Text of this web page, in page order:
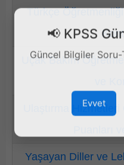
Türkçe
Uçak Bakım
Ulaştırma
Yaşayan Diller ve
📢 KPSS
Güncel Bilgiler
Evvet